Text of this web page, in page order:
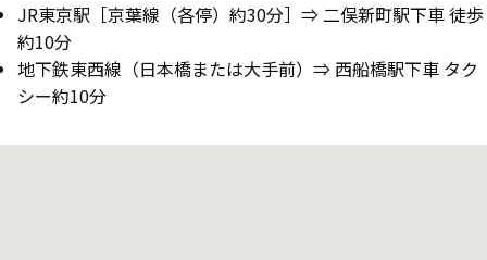
JR東京駅［京葉線（各停）約30分］⇒ 二俣新町駅下車 徒歩
約10分
地下鉄東西線（日本橋または大手前）⇒ 西船橋駅下車 タク
シー約10分